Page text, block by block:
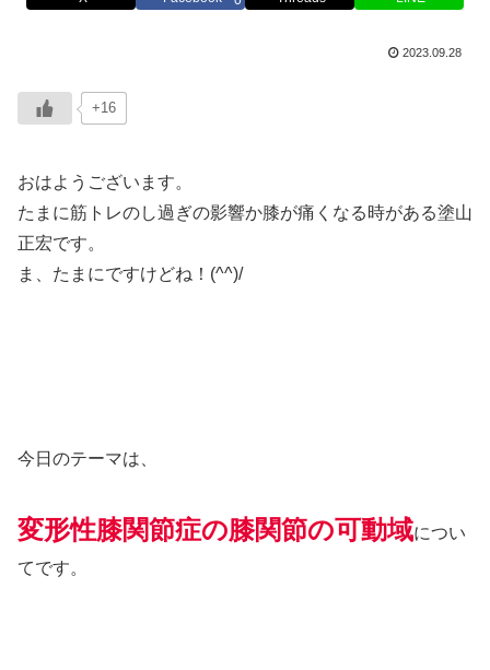
2023.09.28
+16
おはようございます。
たまに筋トレのし過ぎの影響か膝が痛くなる時がある塗山
正宏です。
ま、たまにですけどね！(^^)/
今日のテーマは、
変形性膝関節症の膝関節の可動域につい
てです。